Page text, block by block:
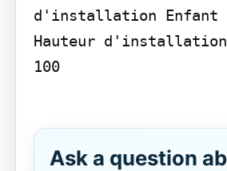
d'installation Enfant
Hauteur d'installation
100
Ask a question